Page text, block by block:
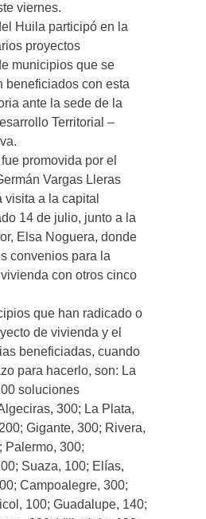
viernes.
Huila participó en la
proyectos
municipios que se
beneficiados con esta
ante la sede de la
Territorial –
promovida por el
Vargas Lleras
a la capital
14 de julio, junto a la
Elsa Noguera, donde
convenios para la
con otros cinco
que han radicado o
de vivienda y el
beneficiadas, cuando
para hacerlo, son: La
soluciones
300; La Plata,
Gigante, 300; Rivera,
Palermo, 300;
Suaza, 100; Elías,
Campoalegre, 300;
100; Guadalupe, 140;